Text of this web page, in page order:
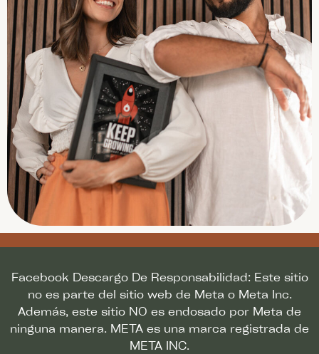
Facebook Descargo De Responsabilidad: Este sitio
no es parte del sitio web de Meta o Meta Inc.
Además, este sitio NO es endosado por Meta de
ninguna manera. META es una marca registrada de
META INC.